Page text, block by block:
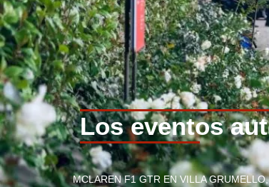
Los eventos
MCLAREN F1 GTR EN VILLA